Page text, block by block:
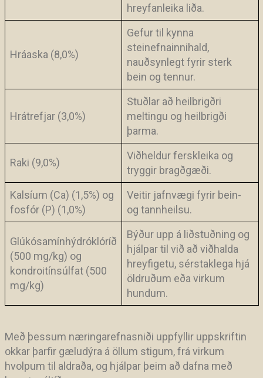
hreyfanleika liða.
Hráaska (8,0%)
Gefur til kynna
steinefnainnihald,
nauðsynlegt fyrir sterk
bein og tennur.
Hrátrefjar (3,0%)
Stuðlar að heilbrigðri
meltingu og heilbrigði
þarma.
Raki (9,0%)
Viðheldur ferskleika og
tryggir bragðgæði.
Kalsíum (Ca) (1,5%) og
fosfór (P) (1,0%)
Veitir jafnvægi fyrir bein-
og tannheilsu.
Glúkósamínhýdróklóríð
(500 mg/kg) og
kondroitínsúlfat (500
mg/kg)
Býður upp á liðstuðning og
hjálpar til við að viðhalda
hreyfigetu, sérstaklega hjá
öldruðum eða virkum
hundum.
Með þessum næringarefnasniði uppfyllir uppskriftin
okkar þarfir gæludýra á öllum stigum, frá virkum
hvolpum til aldraða, og hjálpar þeim að dafna með